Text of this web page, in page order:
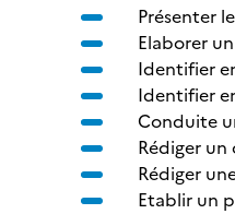
Présenter
Elaborer
Identifier
Identifier
Conduite
Rédiger
Rédiger
Etablir un